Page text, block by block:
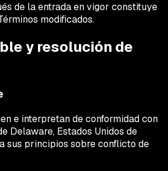
de la entrada en vigor constituye
modificados.
y resolución de
e interpretan de conformidad con
Delaware, Estados Unidos de
sus principios sobre conflicto de